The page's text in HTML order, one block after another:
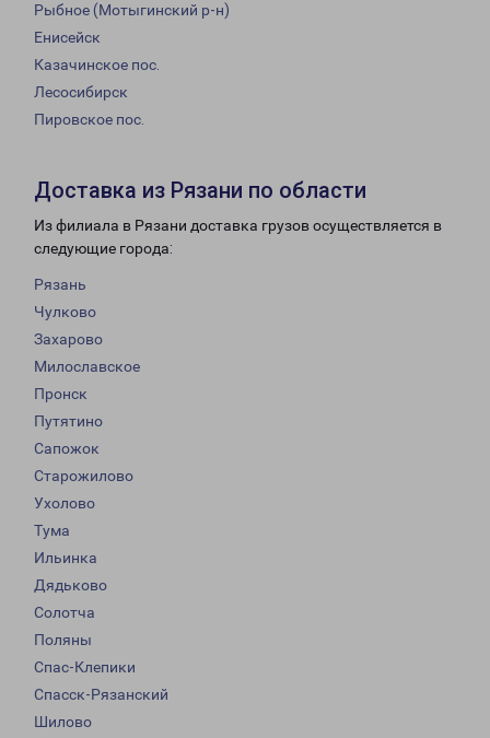
Рыбное (Мотыгинский р-н)
Енисейск
Казачинское пос.
Лесосибирск
Пировское пос.
Доставка из Рязани по области
Из филиала в Рязани доставка грузов осуществляется в
следующие города:
Рязань
Чулково
Захарово
Милославское
Пронск
Путятино
Сапожок
Старожилово
Ухолово
Тума
Ильинка
Дядьково
Солотча
Поляны
Спас-Клепики
Спасск-Рязанский
Шилово